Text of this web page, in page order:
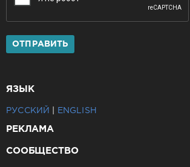
ОТПРАВИТЬ
ЯЗЫК
РУССКИЙ ENGLISH
РЕКЛАМА
СООБЩЕСТВО